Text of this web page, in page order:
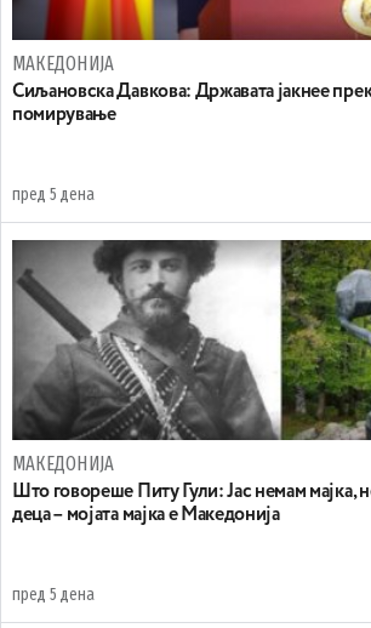
МАКЕДОНИЈА
Сиљановска Давкова: Државата јакнее
помирување
пред 5 дена
МАКЕДОНИЈА
Што говореше Питу Гули: Јас немам мајка,
деца – мојата мајка е Македонија
пред 5 дена